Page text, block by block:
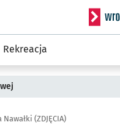
Rekreacja
(ZDJĘCIA)